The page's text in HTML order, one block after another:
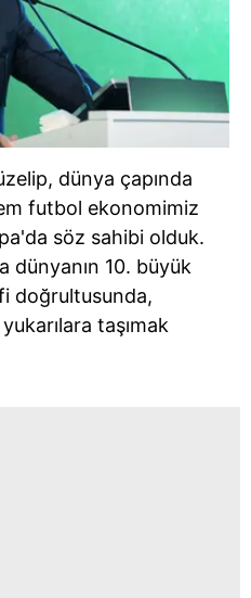
dünya çapında
futbol ekonomimiz
söz sahibi olduk.
dünyanın 10. büyük
doğrultusunda,
taşımak